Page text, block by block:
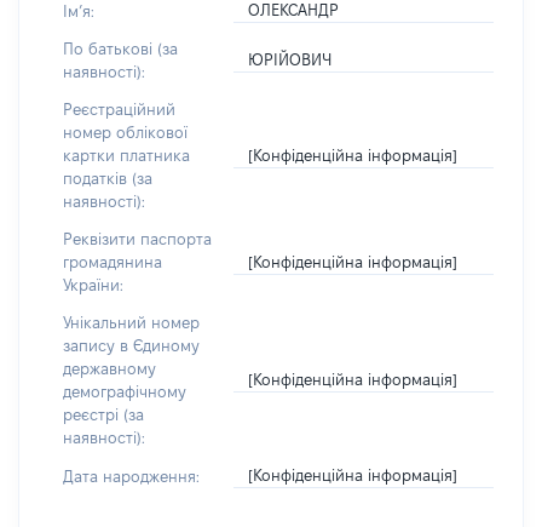
Імʼя: ОЛЕКСАНДР
По батькові (за
наявності):
ЮРІЙОВИЧ
Реєстраційний
номер облікової
картки платника
податків (за
наявності):
[Конфіденційна інформація]
Реквізити паспорта
громадянина
України:
[Конфіденційна інформація]
Унікальний номер
запису в Єдиному
державному
демографічному
реєстрі (за
наявності):
[Конфіденційна інформація]
Дата народження: [Конфіденційна інформація]